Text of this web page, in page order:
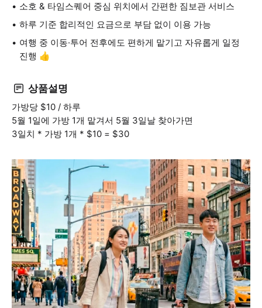
소호 & 타임스퀘어 중심 위치에서 간편한 짐보관 서비스
하루 기준 합리적인 요금으로 부담 없이 이용 가능
여행 중 이동·투어 전후에도 편하게 맡기고 자유롭게 일정
진행 👍
상품설명
가방당 $10 / 하루
5월 1일에 가방 1개 맡겨서 5월 3일날 찾아가면
3일치 * 가방 1개 * $10 = $30